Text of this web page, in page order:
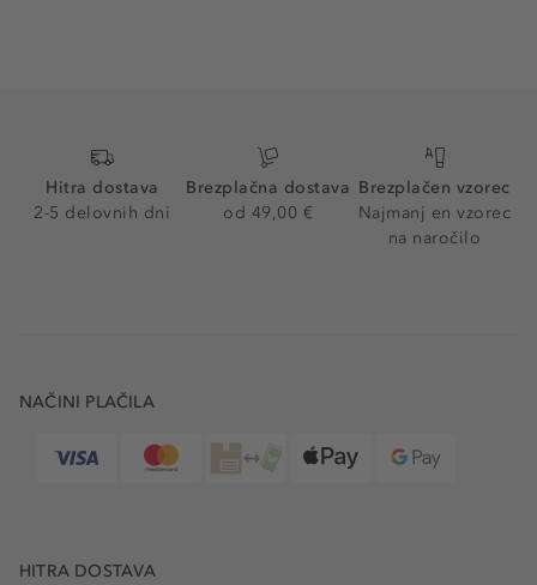
Hitra dostava
2-5 delovnih dni
Brezplačna dostava
od 49,00 €
Brezplačen vzorec
Najmanj en vzorec
na naročilo
NAČINI PLAČILA
HITRA DOSTAVA